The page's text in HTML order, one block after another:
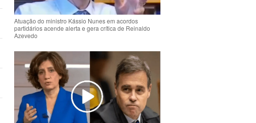
Atuação do ministro Kássio Nunes em acordos
partidários acende alerta e gera crítica de Reinaldo
Azevedo